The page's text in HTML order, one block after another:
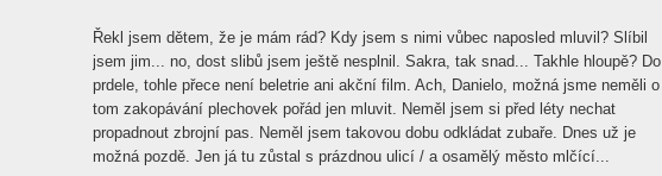
Řekl jsem dětem, že je mám rád? Kdy jsem s nimi vůbec naposled mluvil? Slíbil
jsem jim... no, dost slibů jsem ještě nesplnil. Sakra, tak snad... Takhle hloupě? Do
prdele, tohle přece není beletrie ani akční film. Ach, Danielo, možná jsme neměli o
tom zakopávání plechovek pořád jen mluvit. Neměl jsem si před léty nechat
propadnout zbrojní pas. Neměl jsem takovou dobu odkládat zubaře. Dnes už je
možná pozdě. Jen já tu zůstal s prázdnou ulicí / a osamělý město mlčící...